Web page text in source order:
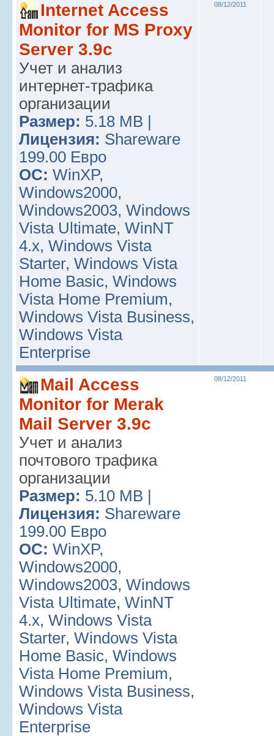
Internet Access
Monitor for MS Proxy
Server 3.9c
Учет и анализ
интернет-трафика
организации
Размер: 5.18 MB |
Лицензия: Shareware
199.00 Евро
ОС: WinXP,
Windows2000,
Windows2003, Windows
Vista Ultimate, WinNT
4.x, Windows Vista
Starter, Windows Vista
Home Basic, Windows
Vista Home Premium,
Windows Vista Business,
Windows Vista
Enterprise
08/12/2011
Mail Access
Monitor for Merak
Mail Server 3.9c
Учет и анализ
почтового трафика
организации
Размер: 5.10 MB |
Лицензия: Shareware
199.00 Евро
ОС: WinXP,
Windows2000,
Windows2003, Windows
Vista Ultimate, WinNT
4.x, Windows Vista
Starter, Windows Vista
Home Basic, Windows
Vista Home Premium,
Windows Vista Business,
Windows Vista
Enterprise
08/12/2011